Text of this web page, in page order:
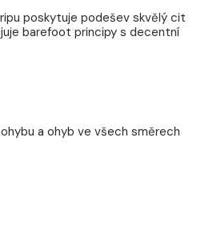
poskytuje podešev skvělý cit
barefoot principy s decentní
a ohyb ve všech směrech